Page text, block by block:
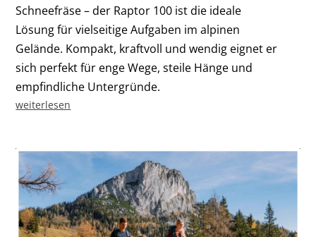
Schneefräse – der Raptor 100 ist die ideale
Lösung für vielseitige Aufgaben im alpinen
Gelände. Kompakt, kraftvoll und wendig eignet er
sich perfekt für enge Wege, steile Hänge und
empfindliche Untergründe.
weiterlesen